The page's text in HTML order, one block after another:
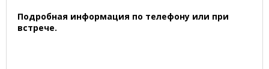
Подробная информация по телефону или при
встрече.